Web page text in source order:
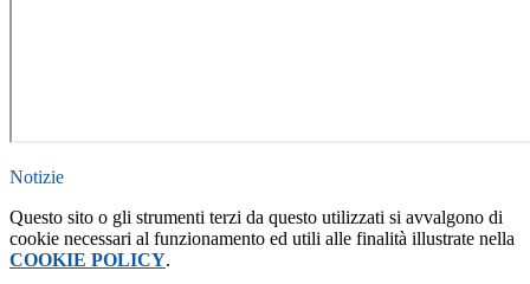
Notizie
Questo sito o gli strumenti terzi da questo utilizzati si avvalgono di
cookie necessari al funzionamento ed utili alle finalità illustrate nella
COOKIE POLICY.